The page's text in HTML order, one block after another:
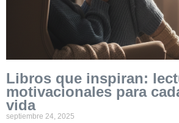
Libros que inspiran:
motivacionales para
vida
septiembre 24, 2025